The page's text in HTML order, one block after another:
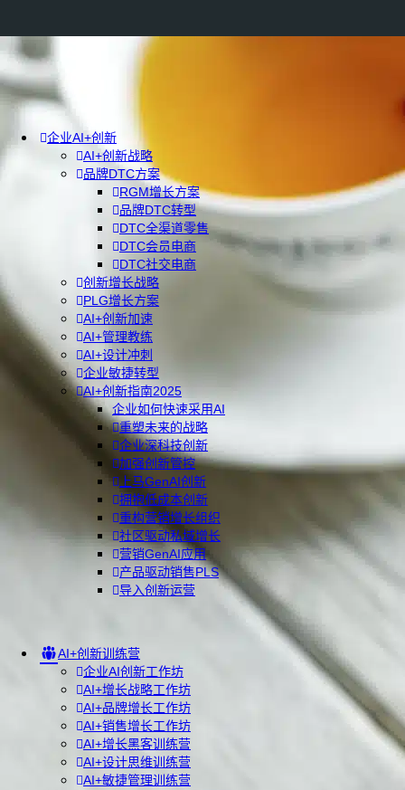
企业AI+创新
AI+创新战略
品牌DTC方案
RGM增长方案
品牌DTC转型
DTC全渠道零售
DTC会员电商
DTC社交电商
创新增长战略
PLG增长方案
AI+创新加速
AI+管理教练
AI+设计冲刺
企业敏捷转型
AI+创新指南2025
企业如何快速采用AI
重塑未来的战略
企业深科技创新
加强创新管控
上马GenAI创新
拥抱低成本创新
重构营销增长组织
社区驱动私域增长
营销GenAI应用
产品驱动销售PLS
导入创新运营
AI+创新训练营
企业AI创新工作坊
AI+增长战略工作坊
AI+品牌增长工作坊
AI+销售增长工作坊
AI+增长黑客训练营
AI+设计思维训练营
AI+敏捷管理训练营